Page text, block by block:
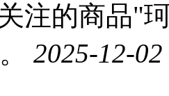
注的商品"
2025-12-